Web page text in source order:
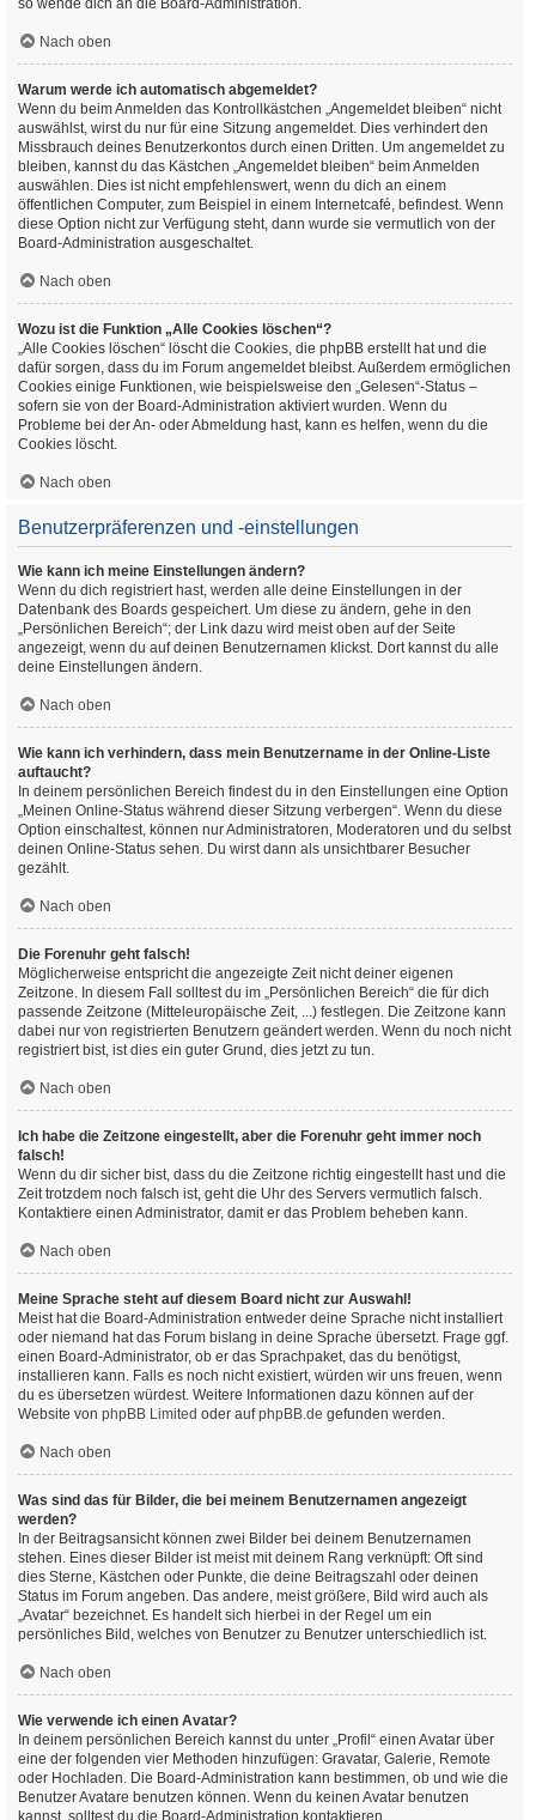
so wende dich an die Board-Administration.
Nach oben
Warum werde ich automatisch abgemeldet?
Wenn du beim Anmelden das Kontrollkästchen „Angemeldet bleiben“ nicht
auswählst, wirst du nur für eine Sitzung angemeldet. Dies verhindert den
Missbrauch deines Benutzerkontos durch einen Dritten. Um angemeldet zu
bleiben, kannst du das Kästchen „Angemeldet bleiben“ beim Anmelden
auswählen. Dies ist nicht empfehlenswert, wenn du dich an einem
öffentlichen Computer, zum Beispiel in einem Internetcafé, befindest. Wenn
diese Option nicht zur Verfügung steht, dann wurde sie vermutlich von der
Board-Administration ausgeschaltet.
Nach oben
Wozu ist die Funktion „Alle Cookies löschen“?
„Alle Cookies löschen“ löscht die Cookies, die phpBB erstellt hat und die
dafür sorgen, dass du im Forum angemeldet bleibst. Außerdem ermöglichen
Cookies einige Funktionen, wie beispielsweise den „Gelesen“-Status –
sofern sie von der Board-Administration aktiviert wurden. Wenn du
Probleme bei der An- oder Abmeldung hast, kann es helfen, wenn du die
Cookies löscht.
Nach oben
Benutzerpräferenzen und -einstellungen
Wie kann ich meine Einstellungen ändern?
Wenn du dich registriert hast, werden alle deine Einstellungen in der
Datenbank des Boards gespeichert. Um diese zu ändern, gehe in den
„Persönlichen Bereich“; der Link dazu wird meist oben auf der Seite
angezeigt, wenn du auf deinen Benutzernamen klickst. Dort kannst du alle
deine Einstellungen ändern.
Nach oben
Wie kann ich verhindern, dass mein Benutzername in der Online-Liste
auftaucht?
In deinem persönlichen Bereich findest du in den Einstellungen eine Option
„Meinen Online-Status während dieser Sitzung verbergen“. Wenn du diese
Option einschaltest, können nur Administratoren, Moderatoren und du selbst
deinen Online-Status sehen. Du wirst dann als unsichtbarer Besucher
gezählt.
Nach oben
Die Forenuhr geht falsch!
Möglicherweise entspricht die angezeigte Zeit nicht deiner eigenen
Zeitzone. In diesem Fall solltest du im „Persönlichen Bereich“ die für dich
passende Zeitzone (Mitteleuropäische Zeit, ...) festlegen. Die Zeitzone kann
dabei nur von registrierten Benutzern geändert werden. Wenn du noch nicht
registriert bist, ist dies ein guter Grund, dies jetzt zu tun.
Nach oben
Ich habe die Zeitzone eingestellt, aber die Forenuhr geht immer noch
falsch!
Wenn du dir sicher bist, dass du die Zeitzone richtig eingestellt hast und die
Zeit trotzdem noch falsch ist, geht die Uhr des Servers vermutlich falsch.
Kontaktiere einen Administrator, damit er das Problem beheben kann.
Nach oben
Meine Sprache steht auf diesem Board nicht zur Auswahl!
Meist hat die Board-Administration entweder deine Sprache nicht installiert
oder niemand hat das Forum bislang in deine Sprache übersetzt. Frage ggf.
einen Board-Administrator, ob er das Sprachpaket, das du benötigst,
installieren kann. Falls es noch nicht existiert, würden wir uns freuen, wenn
du es übersetzen würdest. Weitere Informationen dazu können auf der
Website von phpBB Limited oder aufphpBB.de gefunden werden.
Nach oben
Was sind das für Bilder, die bei meinem Benutzernamen angezeigt
werden?
In der Beitragsansicht können zwei Bilder bei deinem Benutzernamen
stehen. Eines dieser Bilder ist meist mit deinem Rang verknüpft: Oft sind
dies Sterne, Kästchen oder Punkte, die deine Beitragszahl oder deinen
Status im Forum angeben. Das andere, meist größere, Bild wird auch als
„Avatar“ bezeichnet. Es handelt sich hierbei in der Regel um ein
persönliches Bild, welches von Benutzer zu Benutzer unterschiedlich ist.
Nach oben
Wie verwende ich einen Avatar?
In deinem persönlichen Bereich kannst du unter „Profil“ einen Avatar über
eine der folgenden vier Methoden hinzufügen: Gravatar, Galerie, Remote
oder Hochladen. Die Board-Administration kann bestimmen, ob und wie die
Benutzer Avatare benutzen können. Wenn du keinen Avatar benutzen
kannst, solltest du die Board-Administration kontaktieren.